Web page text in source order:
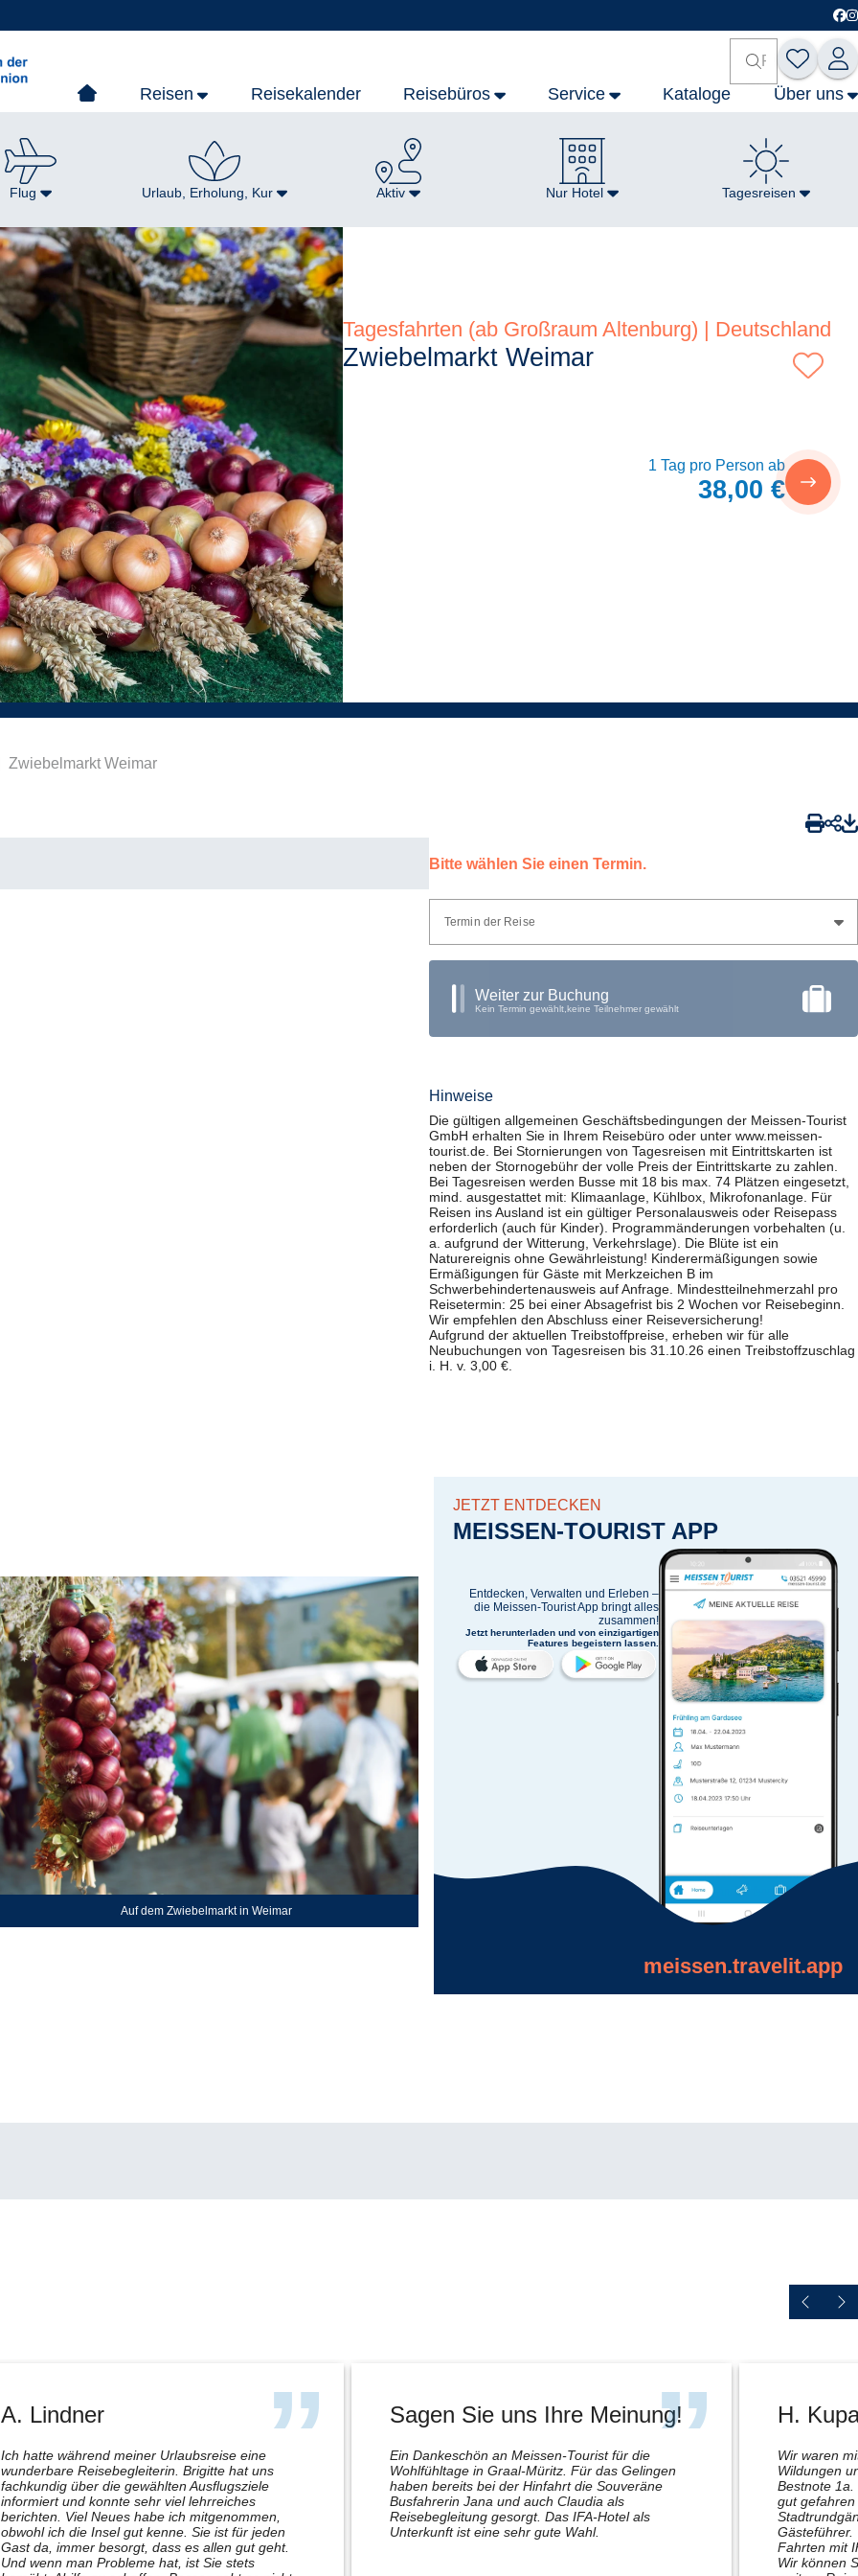
Reisen Reisekalender Reisebüros Service Kataloge Über uns
Flug Urlaub, Erholung, Kur Aktiv Nur Hotel Tagesreisen
Tagesfahrten (ab Großraum Altenburg) | Deutschland
Zwiebelmarkt Weimar
1 Tag pro Person ab
38,00 €
Zwiebelmarkt Weimar
Bitte wählen Sie einen Termin.
Termin der Reise
Weiter zur Buchung
Kein Termin gewählt, keine Teilnehmer gewählt
Hinweise
Die gültigen allgemeinen Geschäftsbedingungen der Meissen-Tourist
GmbH erhalten Sie in Ihrem Reisebüro oder unter www.meissen-
tourist.de. Bei Stornierungen von Tagesreisen mit Eintrittskarten ist
neben der Stornogebühr der volle Preis der Eintrittskarte zu zahlen.
Bei Tagesreisen werden Busse mit 18 bis max. 74 Plätzen eingesetzt,
mind. ausgestattet mit: Klimaanlage, Kühlbox, Mikrofonanlage. Für
Reisen ins Ausland ist ein gültiger Personalausweis oder Reisepass
erforderlich (auch für Kinder). Programmänderungen vorbehalten (u.
a. aufgrund der Witterung, Verkehrslage). Die Blüte ist ein
Naturereignis ohne Gewährleistung! Kinderermäßigungen sowie
Ermäßigungen für Gäste mit Merkzeichen B im
Schwerbehindertenausweis auf Anfrage. Mindestteilnehmerzahl pro
Reisetermin: 25 bei einer Absagefrist bis 2 Wochen vor Reisebeginn.
Wir empfehlen den Abschluss einer Reiseversicherung!
Aufgrund der aktuellen Treibstoffpreise, erheben wir für alle
Neubuchungen von Tagesreisen bis 31.10.26 einen Treibstoffzuschlag
i. H. v. 3,00 €.
Auf dem Zwiebelmarkt in Weimar
JETZT ENTDECKEN
MEISSEN-TOURIST APP
Entdecken, Verwalten und Erleben –
die Meissen-Tourist App bringt alles
zusammen!
Jetzt herunterladen und von einzigartigen
Features begeistern lassen.
meissen.travelit.app
A. Lindner
Ich hatte während meiner Urlaubsreise eine
wunderbare Reisebegleiterin. Brigitte hat uns
fachkundig über die gewählten Ausflugsziele
informiert und konnte sehr viel lehrreiches
berichten. Viel Neues habe ich mitgenommen,
obwohl ich die Insel gut kenne. Sie ist für jeden
Gast da, immer besorgt, dass es allen gut geht.
Und wenn man Probleme hat, ist Sie stets
Sagen Sie uns Ihre Meinung!
Ein Dankeschön an Meissen-Tourist für die
Wohlfühltage in Graal-Müritz. Für das Gelingen
haben bereits bei der Hinfahrt die Souveräne
Busfahrerin Jana und auch Claudia als
Reisebegleitung gesorgt. Das IFA-Hotel als
Unterkunft ist eine sehr gute Wahl.
H.
Wir waren
Wildungen
Bestnote
gut
Gästeführer.
Fahrten mit
Wir können